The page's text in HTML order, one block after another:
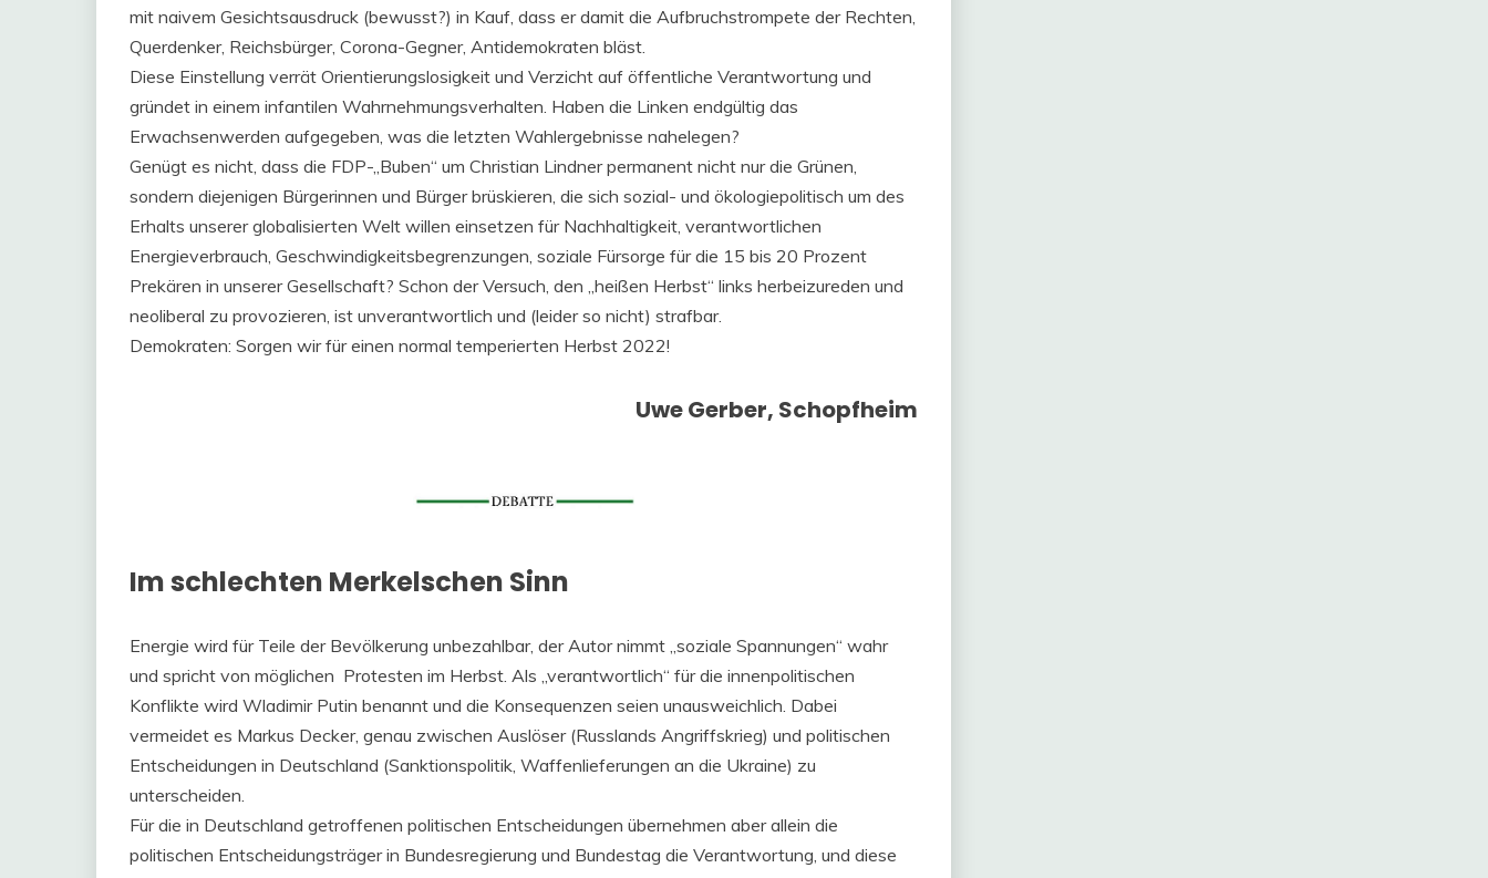
mit naivem Gesichtsausdruck (bewusst?) in Kauf, dass er damit die Aufbruchstrompete der Rechten,
Querdenker, Reichsbürger, Corona-Gegner, Antidemokraten bläst.
Diese Einstellung verrät Orientierungslosigkeit und Verzicht auf öffentliche Verantwortung und
gründet in einem infantilen Wahrnehmungsverhalten. Haben die Linken endgültig das
Erwachsenwerden aufgegeben, was die letzten Wahlergebnisse nahelegen?
Genügt es nicht, dass die FDP-„Buben“ um Christian Lindner permanent nicht nur die Grünen,
sondern diejenigen Bürgerinnen und Bürger brüskieren, die sich sozial- und ökologiepolitisch um des
Erhalts unserer globalisierten Welt willen einsetzen für Nachhaltigkeit, verantwortlichen
Energieverbrauch, Geschwindigkeitsbegrenzungen, soziale Fürsorge für die 15 bis 20 Prozent
Prekären in unserer Gesellschaft? Schon der Versuch, den „heißen Herbst“ links herbeizureden und
neoliberal zu provozieren, ist unverantwortlich und (leider so nicht) strafbar.
Demokraten: Sorgen wir für einen normal temperierten Herbst 2022!
Uwe Gerber, Schopfheim
Im schlechten Merkelschen Sinn
Energie wird für Teile der Bevölkerung unbezahlbar, der Autor nimmt „soziale Spannungen“ wahr
und spricht von möglichen Protesten im Herbst. Als „verantwortlich“ für die innenpolitischen
Konflikte wird Wladimir Putin benannt und die Konsequenzen seien unausweichlich. Dabei
vermeidet es Markus Decker, genau zwischen Auslöser (Russlands Angriffskrieg) und politischen
Entscheidungen in Deutschland (Sanktionspolitik, Waffenlieferungen an die Ukraine) zu
unterscheiden.
Für die in Deutschland getroffenen politischen Entscheidungen übernehmen aber allein die
politischen Entscheidungsträger in Bundesregierung und Bundestag die Verantwortung, und diese